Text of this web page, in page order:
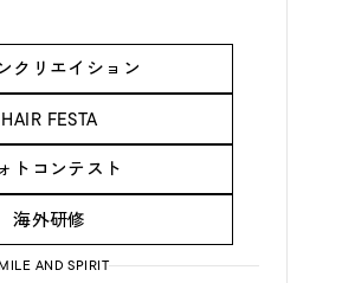
クリエイション
HAIR FESTA
トコンテスト
海外研修
AND SPIRIT